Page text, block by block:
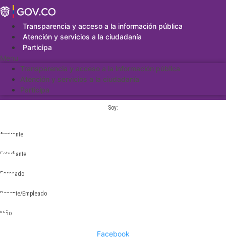
Saltar
al
contenidoTransparencia y acceso a la información pública
Atención y servicios a la ciudadanía
Participa
Menu
Transparencia y acceso a la información pública
Atención y servicios a la ciudadanía
Participa
Soy:
Aspirante
Estudiante
Egresado
Docente/Empleado
Niño
Facebook